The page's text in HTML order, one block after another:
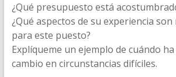
¿Qué presupuesto está
¿Qué aspectos de su experiencia
para este puesto?
Explíqueme un ejemplo de cuándo
cambio en circunstancias difíciles.